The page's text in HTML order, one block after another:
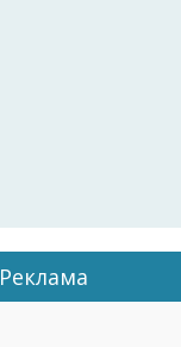
Реклама